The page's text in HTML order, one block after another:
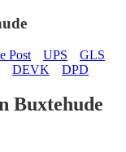
Post UPS
GLS
DEVK DPD
Buxtehude